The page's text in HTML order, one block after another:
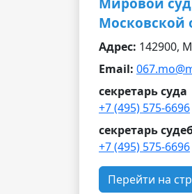
Московской
Адрес: 142900,
Email:
секретарь суда
+7 (495) 575-6696
секретарь
+7 (495) 575-6696
Перейти на